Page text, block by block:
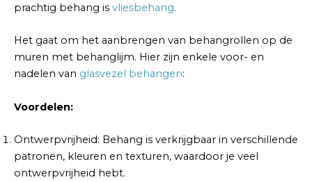
prachtig behang is vliesbehang.
Het gaat om het aanbrengen van behangrollen op de
muren met behanglijm. Hier zijn enkele voor- en
nadelen van glasvezel behangen:
Voordelen:
Ontwerpvrijheid: Behang is verkrijgbaar in verschillende
patronen, kleuren en texturen, waardoor je veel
ontwerpvrijheid hebt.